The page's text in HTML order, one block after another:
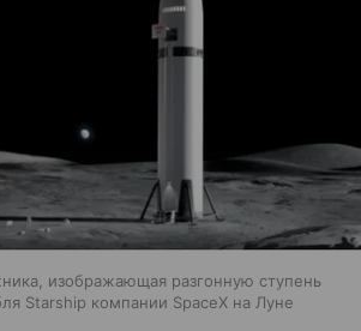
изображающая разгонную ступень
Starship компании SpaceX на Луне